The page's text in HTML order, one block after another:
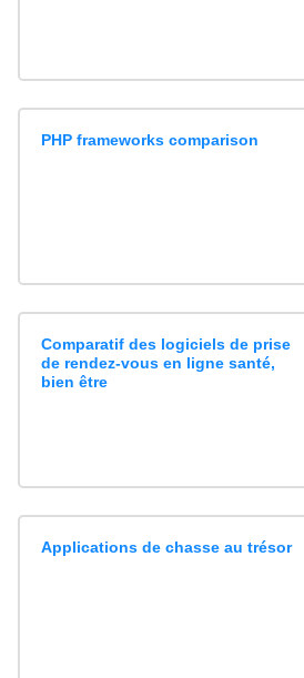
PHP frameworks comparison
Comparatif des logiciels de prise
de rendez-vous en ligne santé,
bien être
Applications de chasse au trésor